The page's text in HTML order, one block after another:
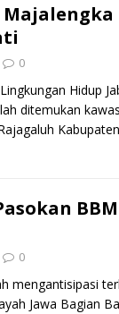
0
Hidup
ditemukan
0
mengantisipasi
Jawa Bagian